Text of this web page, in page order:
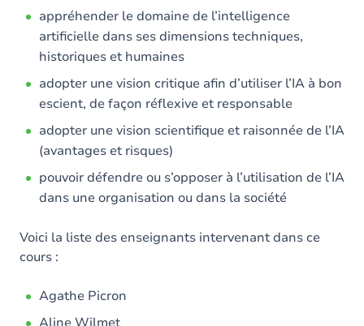
appréhender le domaine de l’intelligence
artificielle dans ses dimensions techniques,
historiques et humaines
adopter une vision critique afin d’utiliser l’IA à bon
escient, de façon réflexive et responsable
adopter une vision scientifique et raisonnée de l’IA
(avantages et risques)
pouvoir défendre ou s’opposer à l’utilisation de l’IA
dans une organisation ou dans la société
Voici la liste des enseignants intervenant dans ce
cours :
Agathe Picron